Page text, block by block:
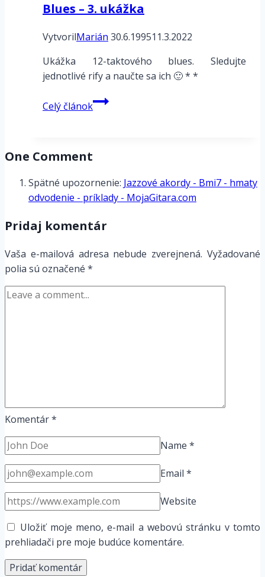
Blues – 3. ukážka
VytvorilMarián 30.6.199511.3.2022
Ukážka 12-taktového blues. Sledujte
jednotlivé rify a naučte sa ich 🙂 * *
Celý článokBlues
–
One Comment
Spätné upozornenie: Jazzové akordy - Bmi7 - hmaty
odvodenie - príklady - MojaGitara.com
Pridaj komentár
Vaša e-mailová adresa nebude zverejnená. Vyžadované
polia sú označené *
Komentár*
Name *
Email *
Website
Uložiť moje meno, e-mail a webovú stránku v tomto
prehliadači pre moje budúce komentáre.